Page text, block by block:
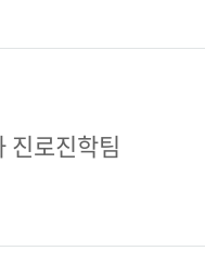
진로진학팀